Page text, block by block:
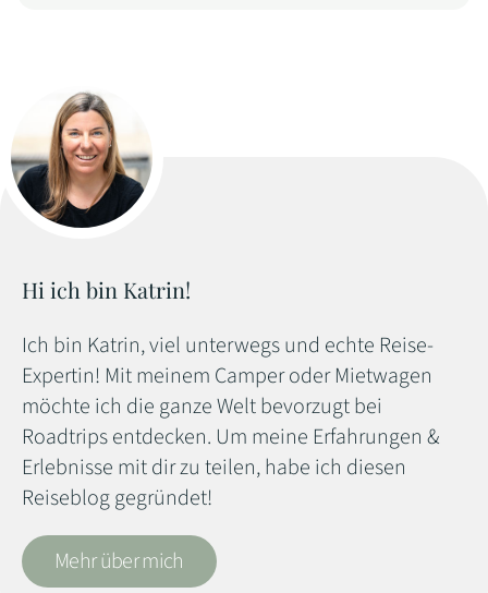
Hi ich bin Katrin!
Ich bin Katrin, viel unterwegs und echte Reise-
Expertin! Mit meinem Camper oder Mietwagen
möchte ich die ganze Welt bevorzugt bei
Roadtrips entdecken. Um meine Erfahrungen &
Erlebnisse mit dir zu teilen, habe ich diesen
Reiseblog gegründet!
Mehr über mich